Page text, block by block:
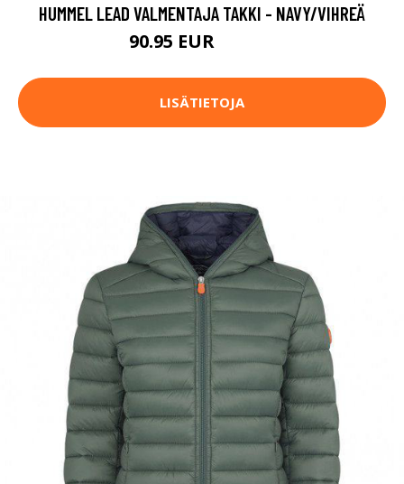
HUMMEL LEAD VALMENTAJA TAKKI - NAVY/VIHREÄ
90.95 EUR
LISÄTIETOJA